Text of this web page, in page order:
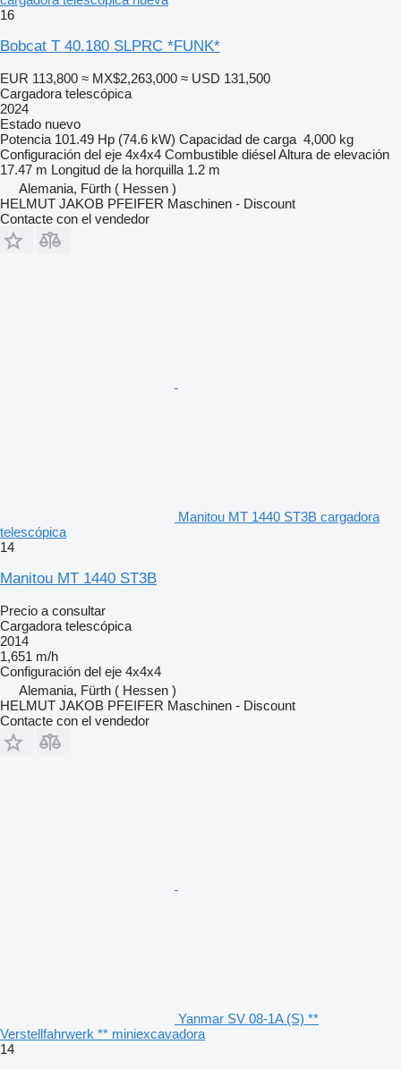
16
Bobcat T 40.180 SLPRC *FUNK*
EUR 113,800 ≈ MX$2,263,000 ≈ USD 131,500
Cargadora telescópica
2024
Estado nuevo
Potencia 101.49 Hp (74.6 kW) Capacidad de carga 4,000 kg
Configuración del eje 4x4x4 Combustible diéselAltura de elevación
17.47 m Longitud de la horquilla 1.2 m
Alemania, Fürth ( Hessen )
HELMUT JAKOB PFEIFER Maschinen - Discount
Contacte con el vendedor
Manitou MT 1440 ST3B cargadora
telescópica
14
Manitou MT 1440 ST3B
Precio a consultar
Cargadora telescópica
2014
1,651 m/h
Configuración del eje 4x4x4
Alemania, Fürth ( Hessen )
HELMUT JAKOB PFEIFER Maschinen - Discount
Contacte con el vendedor
Yanmar SV 08-1A (S) **
Verstellfahrwerk ** miniexcavadora
14